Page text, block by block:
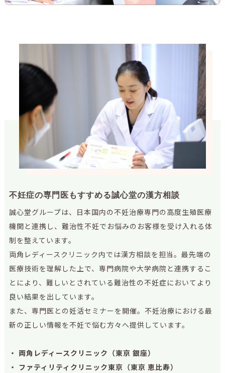
不妊症の専門医もすすめる誠心堂の漢方相談
誠心堂グループは、日本国内の不妊治療専門の高度生殖医療
機関と連携し、難治性不妊でお悩みのお客様を受け入れる体
制を整えています。
両角レディースクリニック内では漢方相談を担当。最先端の
医療技術を理解した上で、専門病院や大学病院と連携するこ
とにより、難しいとされている難治性の不妊症においてより
良い結果を出しています。
また、専門医との妊活セミナーを開催。不妊治療における最
新の正しい情報を不妊で悩む方々へ提供しています。
・ 両角レディースクリニック（東京 銀座）
・ ファティリティクリニック東京（東京 恵比寿）